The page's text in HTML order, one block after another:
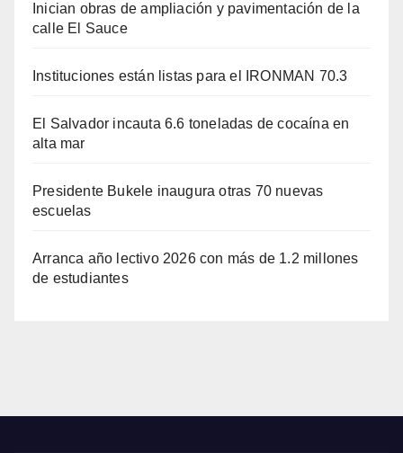
Inician obras de ampliación y pavimentación de la
calle El Sauce
Instituciones están listas para el IRONMAN 70.3
El Salvador incauta 6.6 toneladas de cocaína en
alta mar
Presidente Bukele inaugura otras 70 nuevas
escuelas
Arranca año lectivo 2026 con más de 1.2 millones
de estudiantes